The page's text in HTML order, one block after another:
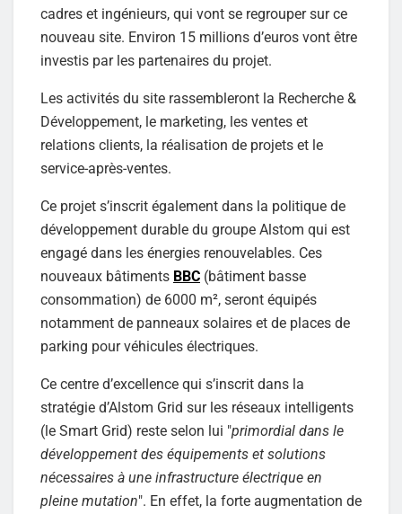
cadres et ingénieurs, qui vont se regrouper sur ce
nouveau site. Environ 15 millions d’euros vont être
investis par les partenaires du projet.
Les activités du site rassembleront la Recherche &
Développement, le marketing, les ventes et
relations clients, la réalisation de projets et le
service-après-ventes.
Ce projet s’inscrit également dans la politique de
développement durable du groupe Alstom qui est
engagé dans les énergies renouvelables. Ces
nouveaux bâtiments BBC (bâtiment basse
consommation) de 6000 m², seront équipés
notamment de panneaux solaires et de places de
parking pour véhicules électriques.
Ce centre d’excellence qui s’inscrit dans la
stratégie d’Alstom Grid sur les réseaux intelligents
(le Smart Grid) reste selon lui "primordial dans le
développement des équipements et solutions
nécessaires à une infrastructure électrique en
pleine mutation". En effet, la forte augmentation de